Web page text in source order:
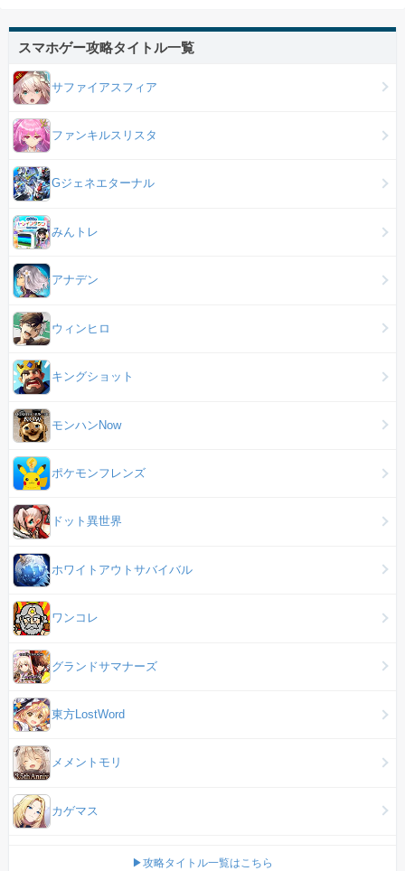
スマホゲー攻略タイトル一覧
サファイアスフィア
ファンキルスリスタ
Gジェネエターナル
みんトレ
アナデン
ウィンヒロ
キングショット
モンハンNow
ポケモンフレンズ
ドット異世界
ホワイトアウトサバイバル
ワンコレ
グランドサマナーズ
東方LostWord
メメントモリ
カゲマス
▶攻略タイトル一覧はこちら